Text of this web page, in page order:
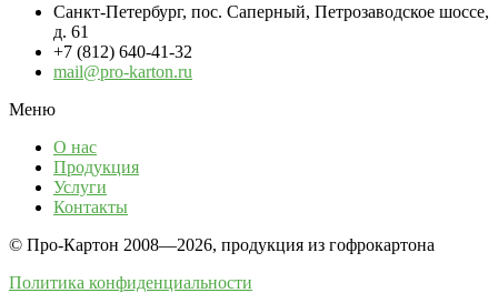
Санкт-Петербург, пос. Саперный, Петрозаводское шоссе,
д. 61
+7 (812) 640-41-32
mail@pro-karton.ru
Меню
О нас
Продукция
Услуги
Контакты
© Про-Картон 2008—2026, продукция из гофрокартона
Политика конфиденциальности